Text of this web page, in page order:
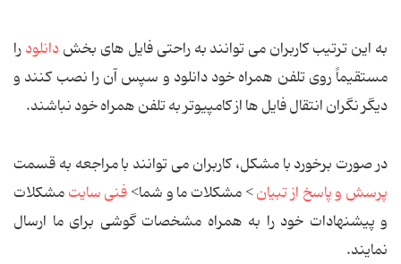
به این ترتیب کاربران می توانند به راحتی فایل های بخشدانلودرا
مستقیماً روی تلفن همراه خود دانلود و سپس آن را نصب کنند و
دیگر نگران انتقال فایل ها از کامپیوتر به تلفن همراه خود نباشند.
در صورت برخورد با مشکل، کاربران می توانند با مراجعه به قسمت
پرسش و پاسخ از تبیان> مشکلات ما و شما>فنی سایتمشکلات
و پیشنهادات خود را به همراه مشخصات گوشی برای ما ارسال
نمایند.